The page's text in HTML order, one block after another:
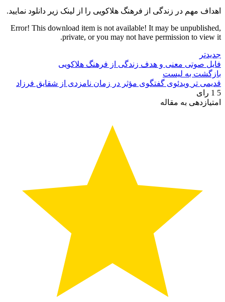
اهداف مهم در زندگی از فرهنگ هلاکویی را از لینک زیر دانلود نمایید.
Error! This download item is not available! It may be unpublished,
private, or you may not have permission to view it.
جدیدتر
فایل صوتی معنی و هدف زندگی از فرهنگ هلاکویی
بازگشت به لیست
قدیمی تر ویدئوی گفتگوی مؤثر در زمان نامزدی از شقایق فرزاد
5
1 رای
امتیازدهی به مقاله